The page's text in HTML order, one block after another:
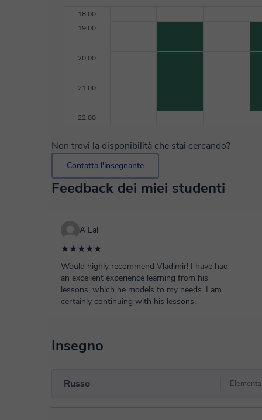
18:00
19:00
20:00
21:00
22:00
Non trovi la disponibilità che stai cercando?
Contatta l'insegnante
Feedback dei miei studenti
A Lal
★★★★★
Would highly recommend Vladimir! I have had
an excellent experience learning from his
lessons, which he models to my needs. I am
certainly continuing with his lessons.
Insegno
Russo